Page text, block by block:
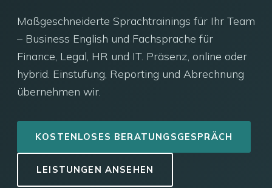
Maßgeschneiderte Sprachtrainings für Ihr Team
– Business English und Fachsprache für
Finance, Legal, HR und IT. Präsenz, online oder
hybrid. Einstufung, Reporting und Abrechnung
übernehmen wir.
KOSTENLOSES BERATUNGSGESPRÄCH
LEISTUNGEN ANSEHEN